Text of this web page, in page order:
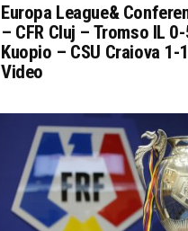
Europa League&
– CFR Cluj – Tromso IL
Kuopio – CSU Craiova 1-
Video